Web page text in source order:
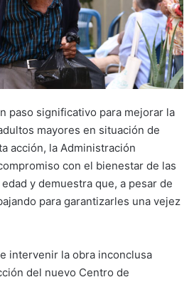
paso significativo para mejorar la
mayores en situación de
acción, la Administración
con el bienestar de las
y demuestra que, a pesar de
para garantizarles una vejez
intervenir la obra inconclusa
del nuevo Centro de